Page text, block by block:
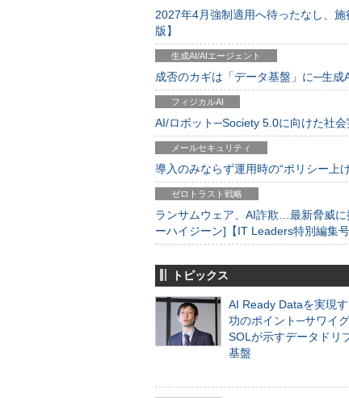
2027年4月強制適用へ待ったなし、
版】
生成AI/AIエージェント
成否のカギは「データ基盤」に─生成
フィジカルAI
AI/ロボット─Society 5.0に向けた社
メールセキュリティ
導入のみならず運用時の“ポリシー上
ゼロトラスト戦略
ランサムウェア、AI詐欺…最新脅威
ーハイジーン]【IT Leaders特別編集号
トピックス
AI Ready Dataを実現
功のポイント─サワイ
SOLが示すデータドリ
基盤